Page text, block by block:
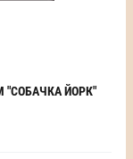
"СОБАЧКА ЙОРК"